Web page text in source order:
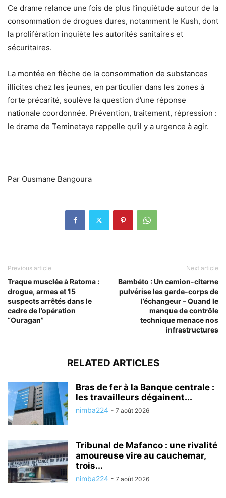
Ce drame relance une fois de plus l’inquiétude autour de la
consommation de drogues dures, notamment le Kush, dont
la prolifération inquiète les autorités sanitaires et
sécuritaires.
La montée en flèche de la consommation de substances
illicites chez les jeunes, en particulier dans les zones à
forte précarité, soulève la question d’une réponse
nationale coordonnée. Prévention, traitement, répression :
le drame de Teminetaye rappelle qu’il y a urgence à agir.
Par Ousmane Bangoura
Previous article
Traque musclée à Ratoma :
drogue, armes et 15
suspects arrêtés dans le
cadre de l’opération
“Ouragan”
Next article
Bambéto : Un camion-citerne
pulvérise les garde-corps de
l’échangeur – Quand le
manque de contrôle
technique menace nos
infrastructures
RELATED ARTICLES
Bras de fer à la Banque centrale :
les travailleurs dégainent...
nimba224 - 7 août 2026
Tribunal de Mafanco : une rivalité
amoureuse vire au cauchemar,
trois...
nimba224 - 7 août 2026